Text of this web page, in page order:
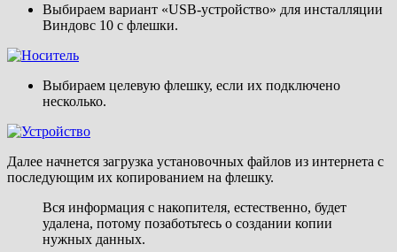
Выбираем вариант «USB-устройство» для инсталляции
Виндовс 10 с флешки.
Выбираем целевую флешку, если их подключено
несколько.
Далее начнется загрузка установочных файлов из интернета с
последующим их копированием на флешку.
Вся информация с накопителя, естественно, будет
удалена, потому позаботьтесь о создании копии
нужных данных.